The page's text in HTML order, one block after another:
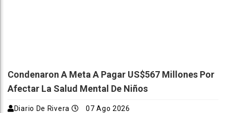
Condenaron A Meta A Pagar US$567 Millones Por
Afectar La Salud Mental De Niños
Diario De Rivera 07 Ago 2026